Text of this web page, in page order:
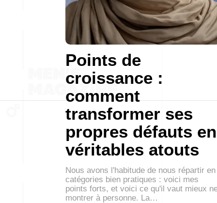
Points de
croissance :
comment
transformer ses
propres défauts en
véritables atouts
Nous avons l'habitude de nous répartir en
catégories bien pratiques : voici mes
points forts, et voici ce qu'il vaut mieux
montrer à personne. La…